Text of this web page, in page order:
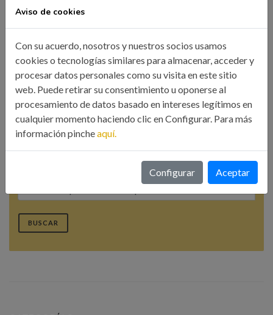
lumínico, dada la compleja geometría de la Torre de […]
LEER MÁS
BUSCAR
Aviso de cookies
Con su acuerdo, nosotros y nuestros socios usamos
cookies o tecnologías similares para almacenar, acceder y
procesar datos personales como su visita en este sitio
web. Puede retirar su consentimiento u oponerse al
procesamiento de datos basado en intereses legítimos en
cualquier momento haciendo clic en Configurar. Para más
información pincheaquí.
Configurar Aceptar